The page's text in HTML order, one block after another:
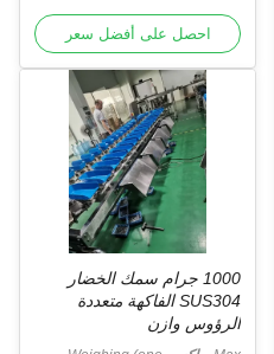
احصل على أفضل سعر
1000 جرام سمك الخضار
SUS304 الفاكهة متعددة
الرؤوس وازن